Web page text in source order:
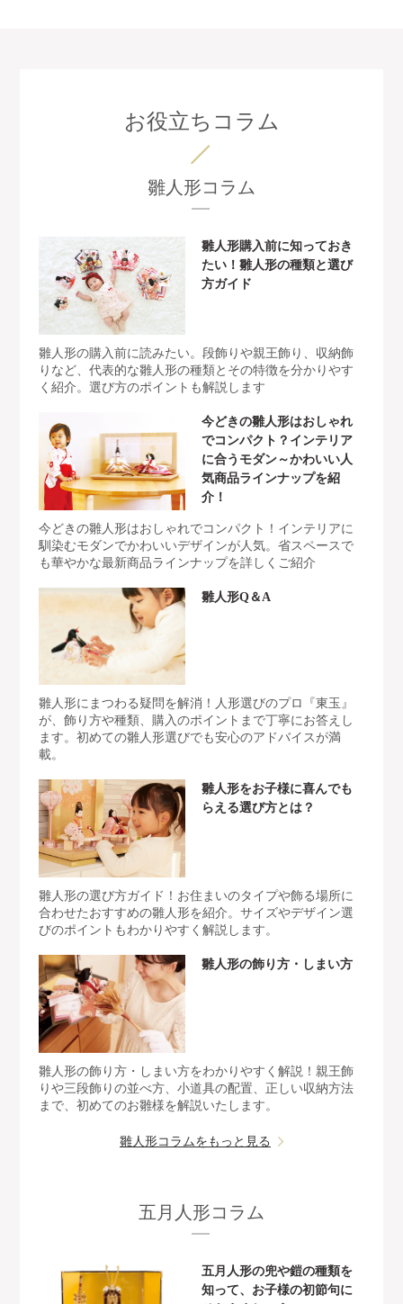
お役立ちコラム
雛人形コラム
雛人形購入前に知っておき
たい！雛人形の種類と選び
方ガイド
雛人形の購入前に読みたい。段飾りや親王飾り、収納飾
りなど、代表的な雛人形の種類とその特徴を分かりやす
く紹介。選び方のポイントも解説します
今どきの雛人形はおしゃれ
でコンパクト？インテリア
に合うモダン～かわいい人
気商品ラインナップを紹
介！
今どきの雛人形はおしゃれでコンパクト！インテリアに
馴染むモダンでかわいいデザインが人気。省スペースで
も華やかな最新商品ラインナップを詳しくご紹介
雛人形Q＆A
雛人形にまつわる疑問を解消！人形選びのプロ『東玉』
が、飾り方や種類、購入のポイントまで丁寧にお答えし
ます。初めての雛人形選びでも安心のアドバイスが満
載。
雛人形をお子様に喜んでも
らえる選び方とは？
雛人形の選び方ガイド！お住まいのタイプや飾る場所に
合わせたおすすめの雛人形を紹介。サイズやデザイン選
びのポイントもわかりやすく解説します。
雛人形の飾り方・しまい方
雛人形の飾り方・しまい方をわかりやすく解説！親王飾
りや三段飾りの並べ方、小道具の配置、正しい収納方法
まで、初めてのお雛様を解説いたします。
雛人形コラムをもっと見る
五月人形コラム
五月人形の兜や鎧の種類を
知って、お子様の初節句に